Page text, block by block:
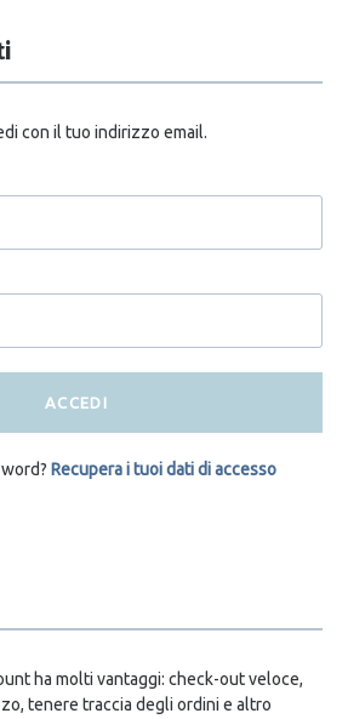
con il tuo indirizzo email.
ACCEDI
Recupera i tuoi dati di accesso
ha molti vantaggi: check-out veloce,
tenere traccia degli ordini e altro